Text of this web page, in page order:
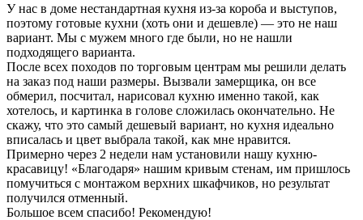
У нас в доме нестандартная кухня из-за короба и выступов,
поэтому готовые кухни (хоть они и дешевле) — это не наш
вариант. Мы с мужем много где были, но не нашли
подходящего варианта.
После всех походов по торговым центрам мы решили делать
на заказ под наши размеры. Вызвали замерщика, он все
обмерил, посчитал, нарисовал кухню именно такой, как
хотелось, и картинка в голове сложилась окончательно. Не
скажу, что это самый дешевый вариант, но кухня идеально
вписалась и цвет выбрала такой, как мне нравится.
Примерно через 2 недели нам установили нашу кухню-
красавицу! «Благодаря» нашим кривым стенам, им пришлось
помучиться с монтажом верхних шкафчиков, но результат
получился отменный.
Большое всем спасибо! Рекомендую!